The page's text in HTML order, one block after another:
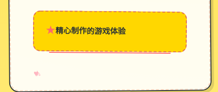
★精心制作的游戏体验
♥
✧
→